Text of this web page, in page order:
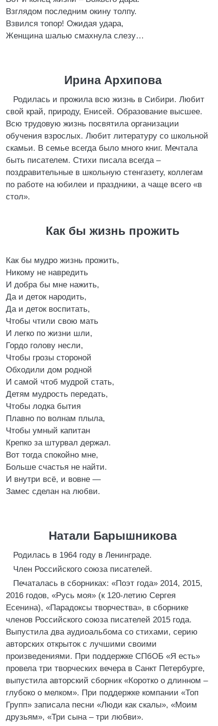
Взглядом последним окину толпу.
Взвился топор! Ожидая удара,
Женщина шалью смахнула слезу…
Ирина Архипова
Родилась и прожила всю жизнь в Сибири. Любит
свой край, природу, Енисей. Образование высшее.
Всю трудовую жизнь посвятила организации
обучения взрослых. Любит литературу со школьной
скамьи. В семье всегда было много книг. Мечтала
быть писателем. Стихи писала всегда –
поздравительные в школьную стенгазету, коллегам
по работе на юбилеи и праздники, а чаще всего «в
стол».
Как бы жизнь прожить
Как бы мудро жизнь прожить,
Никому не навредить
И добра бы мне нажить,
Да и деток народить,
Да и деток воспитать,
Чтобы чтили свою мать
И легко по жизни шли,
Гордо голову несли,
Чтобы грозы стороной
Обходили дом родной
И самой чтоб мудрой стать,
Детям мудрость передать,
Чтобы лодка бытия
Плавно по волнам плыла,
Чтобы умный капитан
Крепко за штурвал держал.
Вот тогда спокойно мне,
Больше счастья не найти.
И внутри всё, и вовне —
Замес сделан на любви.
Натали Барышникова
Родилась в 1964 году в Ленинграде.
Член Российского союза писателей.
Печаталась в сборниках: «Поэт года» 2014, 2015,
2016 годов, «Русь моя» (к 120-летию Сергея
Есенина), «Парадоксы творчества», в сборнике
членов Российского союза писателей 2015 года.
Выпустила два аудиоальбома со стихами, серию
авторских открыток с лучшими своими
произведениями. При поддержке СПбОБ «Я есть»
провела три творческих вечера в Санкт Петербурге,
выпустила авторский сборник «Коротко о длинном –
глубоко о мелком». При поддержке компании «Топ
Групп» записала песни «Люди как скалы», «Моим
друзьям», «Три сына – три любви».